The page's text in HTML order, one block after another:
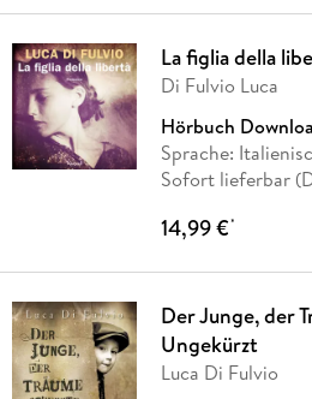
La figlia della
Di Fulvio Luca
Hörbuch
Sprache:
Sofort lieferbar
14,99 €*
Der Junge, der
Ungekürzt
Luca Di Fulvio